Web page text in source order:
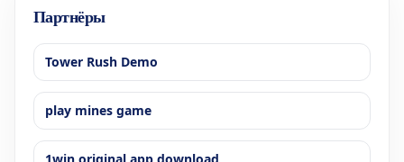
Партнёры
Tower Rush Demo
play mines game